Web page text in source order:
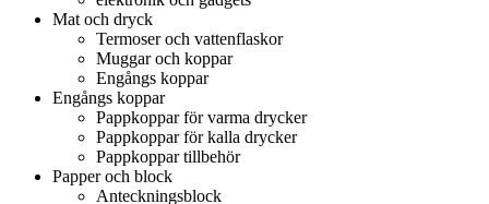
Mat och dryck
Termoser och vattenflaskor
Muggar och koppar
Engångs koppar
Engångs koppar
Pappkoppar för varma drycker
Pappkoppar för kalla drycker
Pappkoppar tillbehör
Papper och block
Anteckningsblock